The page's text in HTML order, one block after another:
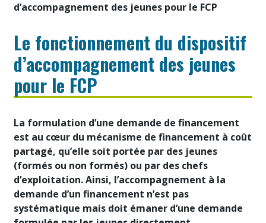
d’accompagnement des jeunes pour le FCP
Le fonctionnement du dispositif
d’accompagnement des jeunes
pour le FCP
La formulation d’une demande de financement
est au cœur du mécanisme de financement à coût
partagé, qu’elle soit portée par des jeunes
(formés ou non formés) ou par des chefs
d’exploitation. Ainsi, l’accompagnement à la
demande d’un financement n’est pas
systématique mais doit émaner d’une demande